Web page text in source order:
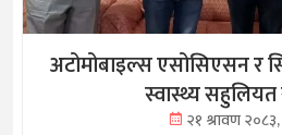
अटोमोबाइल्स एसोसिएसन र
स्वास्थ्य
२१ श्रावण